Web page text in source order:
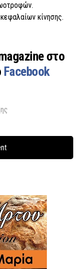
κίνησης.
στο
Facebook